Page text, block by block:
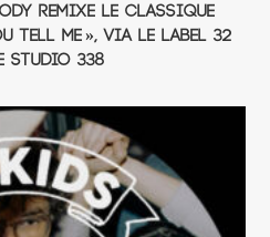
remixe le classique
Tell Me », via le label 32
Studio 338